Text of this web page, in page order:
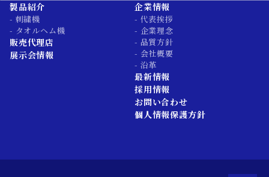
製品紹介
- 刺繍機
- タオルヘム機
販売代理店
展示会情報
企業情報
- 代表挨拶
- 企業理念
- 品質方針
- 会社概要
- 沿革
最新情報
採用情報
お問い合わせ
個人情報保護方針